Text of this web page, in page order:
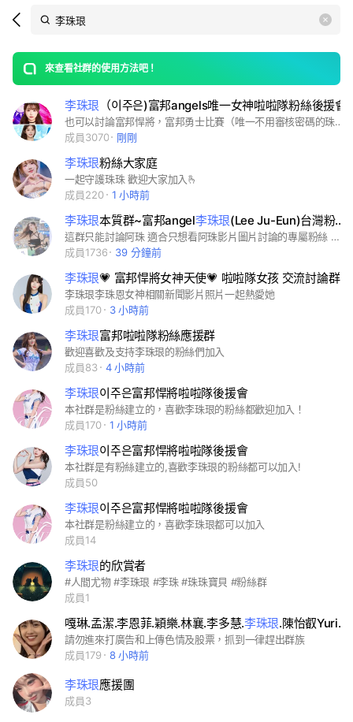
Search
OpenChats
messages
search
area
來查看社群的使用方法吧！
open
李珠珢 （이주은)富邦angels唯一女神啦啦隊粉絲後援會
也可以討論富邦悍將，富邦勇士比賽（唯一不用審核密碼的珠珢群，直接進來加入） 這裡有 李珠珢（이주은）最新唯一獨家消息 群裡很自由沒有版規 不用怕被言論限制 歡迎各隊球迷一起為他應援 麻煩大家多宣傳去各群貼連結 一起加入李珠珢本群 連結在下面 趕快多多去各群宣傳拉人加入吧 您已被邀請加入「李珠珢（이주은)富邦angels唯一女神粉絲後援會」！請點選以下連結加入社群！ https://line.me/ti/g2/dP9duQQsL1AaawDe-Rju9pyLCM_BA2go06Vjtg?utm_source=invitation&utm_medium=link_copy&utm_campaign=default
成員3070
剛剛
李珠珢粉絲大家庭
一起守護珠珠 歡迎大家加入🫰
成員220
1 小時前
李珠珢本質群~富邦angel李珠珢(Lee Ju-Eun)台灣粉絲團
這群只能討論阿珠 適合只想看阿珠影片圖片討論的專屬粉絲 本社群為李珠珢(Lee Ju-Eun)台灣粉絲團FACEBOOK旗下的社群 https://www.facebook.com/groups/3770547386607185 社群規則： 1.禁止隱喻有關"性"的詞及腥羶色內容 2.禁止使用有關污辱性字眼 3.禁止洗版（包括貼圖洗版） 4.禁止分享連結或邀請他人至其他社群。 5.禁止自我推銷(包括詐騙...等商業行為) 6.禁止散播未經球團證實的消息。 7.請勿短時間過度或是多次濫用提及功能，避免造成他人困擾。 8.分享相關訊息或資訊請附上連結或來源 9.本社群是李珠珢非官方社群，主題針對李珠珢做討論，分享非李珠珢主題之內容，管理員將會給予警告一次。 10.嘗試引戰者將直接踢出。 11.累積兩次警告者，管理員可依版規踢出。 12.本社群為非官方社群。
成員1736
39 分鐘前
李珠珢💗 富邦悍將女神天使💗 啦啦隊女孩 交流討論群
李珠珢李珠恩女神相關新聞影片照片一起熱愛她
成員170
3 小時前
李珠珢富邦啦啦隊粉絲應援群
歡迎喜歡及支持李珠珢的粉絲們加入
成員83
4 小時前
李珠珢이주은富邦悍將啦啦隊後援會
本社群是粉絲建立的，喜歡李珠珢的粉絲都歡迎加入！
成員170
1 小時前
李珠珢이주은富邦悍將啦啦隊後援會
本社群是有粉絲建立的,喜歡李珠珢的粉絲都可以加入!
成員50
李珠珢이주은富邦悍將啦啦隊後援會
本社群是粉絲建立的，喜歡李珠珢都可以加入
成員14
李珠珢的欣賞者
#人間尤物 #李珠珢 #李珠 #珠珠寶貝 #粉絲群
成員1
嘎琳.孟潔.李恩菲.穎樂.林襄.李多慧.李珠珢.陳怡叡Yuri我最愛
請勿進來打廣告和上傳色情及股票，抓到一律趕出群族
成員179
8 小時前
李珠珢應援團
成員3